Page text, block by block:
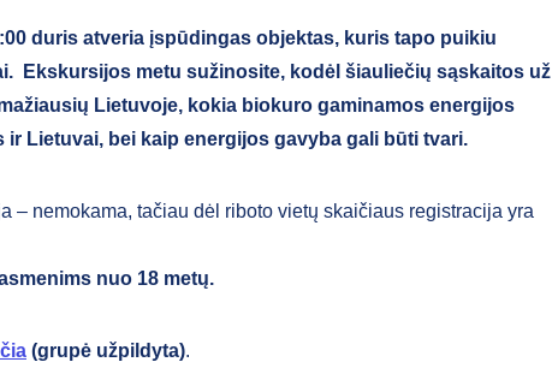
duris atveria įspūdingas objektas, kuris tapo puikiu
Ekskursijos metu sužinosite, kodėl šiauliečių sąskaitos už
Lietuvoje, kokia biokuro gaminamos energijos
ir Lietuvai, bei kaip energijos gavyba gali būti tvari.
– nemokama, tačiau dėl riboto vietų skaičiaus registracija yra
nuo 18 metų.
(grupė užpildyta).